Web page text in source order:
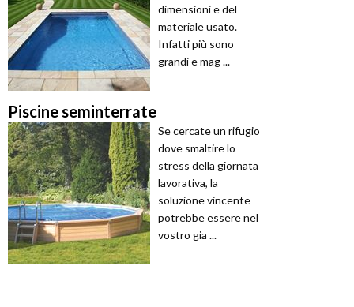
dimensioni e del
materiale usato.
Infatti più sono
grandi e mag ...
Piscine seminterrate
Se cercate un rifugio
dove smaltire lo
stress della giornata
lavorativa, la
soluzione vincente
potrebbe essere nel
vostro gia ...